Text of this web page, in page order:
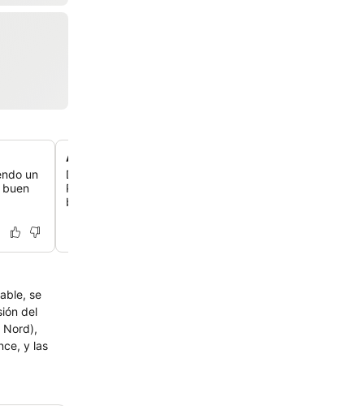
un
Artículos de aseo L'Occitane en Provence
Disfruta de los artículos de aseo de alta calidad de
Provence, que aportan un toque de lujo y placer
baño.
se
del
Nord),
y las